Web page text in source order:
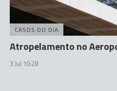
CASOS DO DIA
Atropelamento no
3 Jul 10:28